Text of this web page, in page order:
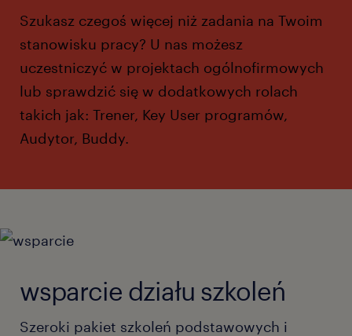
Szukasz czegoś więcej niż zadania na Twoim
stanowisku pracy? U nas możesz
uczestniczyć w projektach ogólnofirmowych
lub sprawdzić się w dodatkowych rolach
takich jak: Trener, Key User programów,
Audytor, Buddy.
wsparcie działu szkoleń
Szeroki pakiet szkoleń podstawowych i